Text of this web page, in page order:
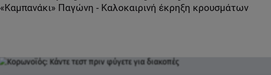
«Καμπανάκι» Παγώνη - Καλοκαιρινή έκρηξη κρουσμάτων